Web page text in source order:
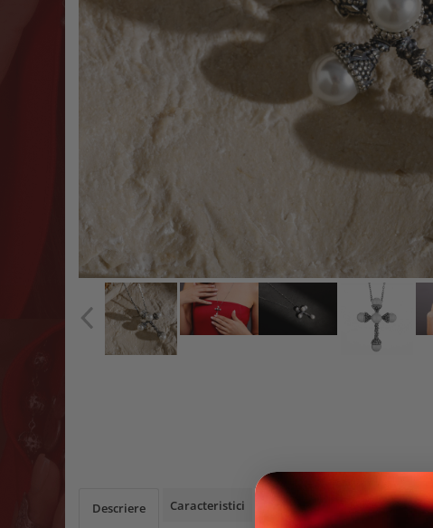
Descriere Caracteristici